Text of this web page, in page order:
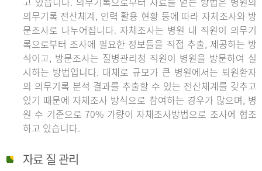
의무기록 전산체계, 인력 활용 현황 등에 따라 자체조사와 방
문조사로 나누어집니다. 자체조사는 병원 내 직원이 의무기
록으로부터 조사에 필요한 정보들을 직접 추출, 제공하는 방
식이고, 방문조사는 질병관리청 직원이 병원을 방문하여 실
시하는 방법입니다. 대체로 규모가 큰 병원에서는 퇴원환자
의 의무기록 분석 결과를 추출할 수 있는 전산체계를 갖추고
있기 때문에 자체조사 방식으로 참여하는 경우가 많으며, 병
원 수 기준으로 70% 가량이 자체조사방법으로 조사에 협조
하고 있습니다.
자료 질 관리